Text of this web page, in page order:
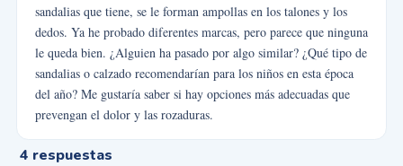
sandalias que tiene, se le forman ampollas en los talones y los
dedos. Ya he probado diferentes marcas, pero parece que ninguna
le queda bien. ¿Alguien ha pasado por algo similar? ¿Qué tipo de
sandalias o calzado recomendarían para los niños en esta época
del año? Me gustaría saber si hay opciones más adecuadas que
prevengan el dolor y las rozaduras.
4 respuestas